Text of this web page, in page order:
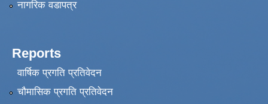
नागरिक वडापत्र
Reports
वार्षिक प्रगति प्रतिवेदन
चौमासिक प्रगति प्रतिवेदन